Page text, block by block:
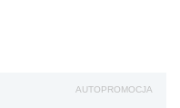
AUTOPROMOCJA